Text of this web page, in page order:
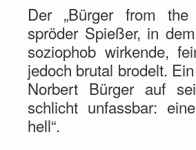
Der „Bürger from
spröder Spießer, in
soziophob wirkende,
jedoch brutal brodelt.
Norbert Bürger auf
schlicht unfassbar:
hell“.